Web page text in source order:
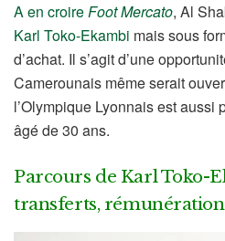
A en croireFoot Mercato, Al
Karl Toko-Ekambi mais sous
d’achat. Il s’agit d’une
Camerounais même serait
l’Olympique Lyonnais est aussi
âgé de 30 ans.
Parcours de Karl Toko-
transferts,